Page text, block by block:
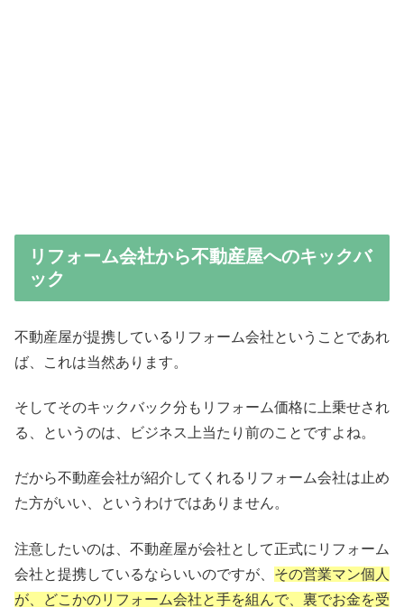
リフォーム会社から不動産屋へのキックバ
ック
不動産屋が提携しているリフォーム会社ということであれ
ば、これは当然あります。
そしてそのキックバック分もリフォーム価格に上乗せされ
る、というのは、ビジネス上当たり前のことですよね。
だから不動産会社が紹介してくれるリフォーム会社は止め
た方がいい、というわけではありません。
注意したいのは、不動産屋が会社として正式にリフォーム
会社と提携しているならいいのですが、 その営業マン個人
が、どこかのリフォーム会社と手を組んで、裏でお金を受